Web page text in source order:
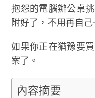
抱怨的電腦辦公桌
附好了，不用再自己
如果你正在猶豫要
案了。
內容摘要